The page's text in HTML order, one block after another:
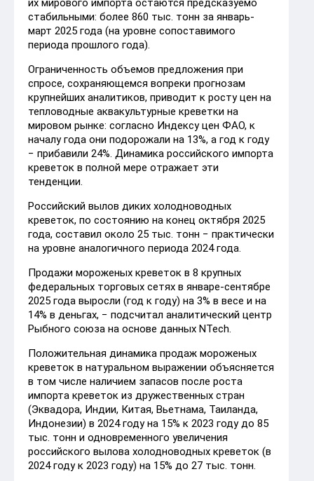
их мирового импорта остаются предсказуемо
стабильными: более 860 тыс. тонн за январь-
март 2025 года (на уровне сопоставимого
периода прошлого года).
Ограниченность объемов предложения при
спросе, сохраняющемся вопреки прогнозам
крупнейших аналитиков, приводит к росту цен на
тепловодные аквакультурные креветки на
мировом рынке: согласно Индексу цен ФАО, к
началу года они подорожали на 13%, а год к году
− прибавили 24%. Динамика российского импорта
креветок в полной мере отражает эти
тенденции.
Российский вылов диких холодноводных
креветок, по состоянию на конец октября 2025
года, составил около 25 тыс. тонн − практически
на уровне аналогичного периода 2024 года.
Продажи мороженых креветок в 8 крупных
федеральных торговых сетях в январе-сентябре
2025 года выросли (год к году) на 3% в весе и на
14% в деньгах, − подсчитал аналитический центр
Рыбного союза на основе данных NTech.
Положительная динамика продаж мороженых
креветок в натуральном выражении объясняется
в том числе наличием запасов после роста
импорта креветок из дружественных стран
(Эквадора, Индии, Китая, Вьетнама, Таиланда,
Индонезии) в 2024 году на 15% к 2023 году до 85
тыс. тонн и одновременного увеличения
российского вылова холодноводных креветок (в
2024 году к 2023 году) на 15% до 27 тыс. тонн.